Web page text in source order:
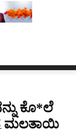
ಕೊ*ಲೆ
ಮಲತಾಯಿ